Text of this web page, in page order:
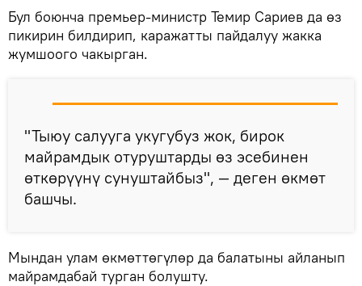
Бул боюнча премьер-министр Темир Сариев да өз
пикирин билдирип, каражатты пайдалуу жакка
жумшоого чакырган.
"Тыюу салууга укугубуз жок, бирок
майрамдык отуруштарды өз эсебинен
өткөрүүнү сунуштайбыз", — деген өкмөт
башчы.
Мындан улам өкмөттөгүлөр да балатыны айланып
майрамдабай турган болушту.